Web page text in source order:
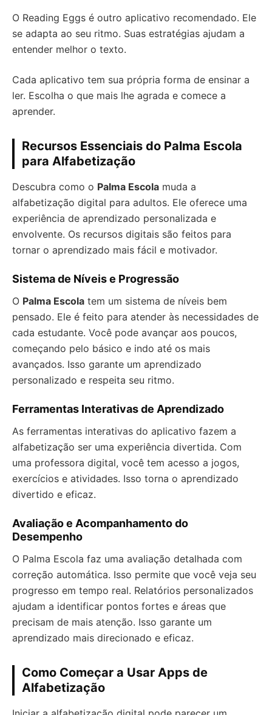
O Reading Eggs é outro aplicativo recomendado. Ele
se adapta ao seu ritmo. Suas estratégias ajudam a
entender melhor o texto.
Cada aplicativo tem sua própria forma de ensinar a
ler. Escolha o que mais lhe agrada e comece a
aprender.
Recursos Essenciais do Palma Escola
para Alfabetização
Descubra como o Palma Escola muda a
alfabetização digital para adultos. Ele oferece uma
experiência de aprendizado personalizada e
envolvente. Os recursos digitais são feitos para
tornar o aprendizado mais fácil e motivador.
Sistema de Níveis e Progressão
O Palma Escola tem um sistema de níveis bem
pensado. Ele é feito para atender às necessidades de
cada estudante. Você pode avançar aos poucos,
começando pelo básico e indo até os mais
avançados. Isso garante um aprendizado
personalizado e respeita seu ritmo.
Ferramentas Interativas de Aprendizado
As ferramentas interativas do aplicativo fazem a
alfabetização ser uma experiência divertida. Com
uma professora digital, você tem acesso a jogos,
exercícios e atividades. Isso torna o aprendizado
divertido e eficaz.
Avaliação e Acompanhamento do
Desempenho
O Palma Escola faz uma avaliação detalhada com
correção automática. Isso permite que você veja seu
progresso em tempo real. Relatórios personalizados
ajudam a identificar pontos fortes e áreas que
precisam de mais atenção. Isso garante um
aprendizado mais direcionado e eficaz.
Como Começar a Usar Apps de
Alfabetização